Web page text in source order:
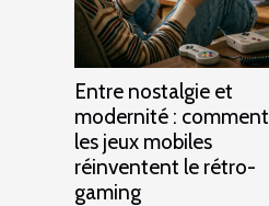
Entre nostalgie et
modernité : comment
les jeux mobiles
réinventent le rétro-
gaming